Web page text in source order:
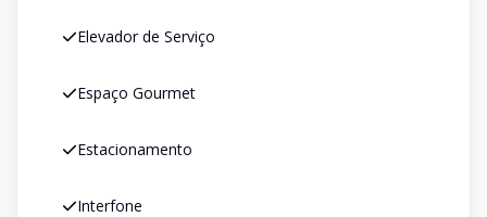
Elevador de Serviço
Espaço Gourmet
Estacionamento
Interfone